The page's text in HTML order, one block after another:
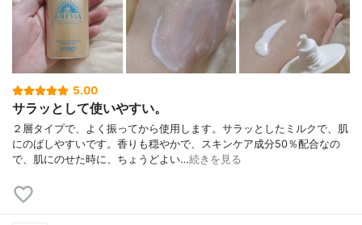
5.00
サラッとして使いやすい。
２層タイプで、よく振ってから使用します。サラッとしたミルクで、肌
にのばしやすいです。香りも穏やかで、スキンケア成分50％配合なの
で、肌にのせた時に、ちょうどよい…続きを見る